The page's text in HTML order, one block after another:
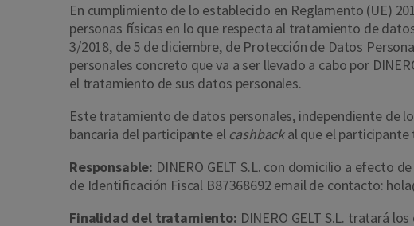
En cumplimiento de lo establecido en Reglamento (UE)
personas físicas en lo que respecta al tratamiento de
3/2018, de 5 de diciembre, de Protección de Datos
personales concreto que va a ser llevado a cabo por
el tratamiento de sus datos personales.
Este tratamiento de datos personales, independiente de
bancaria del participante el cashbackal que el participante
Responsable: DINERO GELT S.L. con domicilio a efecto
de Identificación Fiscal B87368692 email de contacto:
Finalidad del tratamiento: DINERO GELT S.L. tratará